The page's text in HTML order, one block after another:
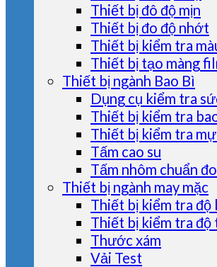
Thiết bị đô độ mịn
Thiết bị đo độ nhớt
Thiết bị kiểm tra
Thiết bị tạo màng
Thiết bị ngành Bao Bì
Dụng cụ kiểm tra
Thiết bị kiểm tra
Thiết bị kiểm tra
Tấm cao su
Tấm nhôm chuẩn
Thiết bị ngành may mặc
Thiết bị kiểm tra độ
Thiết bị kiểm tra độ
Thước xám
Vải Test